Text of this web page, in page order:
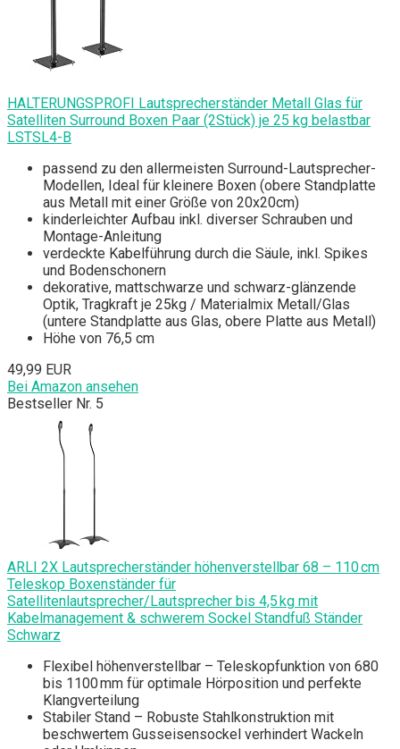
HALTERUNGSPROFI Lautsprecherständer Metall Glas für
Satelliten Surround Boxen Paar (2Stück) je 25 kg belastbar
LSTSL4-B
passend zu den allermeisten Surround-Lautsprecher-
Modellen, Ideal für kleinere Boxen (obere Standplatte
aus Metall mit einer Größe von 20x20cm)
kinderleichter Aufbau inkl. diverser Schrauben und
Montage-Anleitung
verdeckte Kabelführung durch die Säule, inkl. Spikes
und Bodenschonern
dekorative, mattschwarze und schwarz-glänzende
Optik, Tragkraft je 25kg / Materialmix Metall/Glas
(untere Standplatte aus Glas, obere Platte aus Metall)
Höhe von 76,5 cm
49,99 EUR
Bei Amazon ansehen
Bestseller Nr. 5
ARLI 2X Lautsprecherständer höhenverstellbar 68 – 110 cm
Teleskop Boxenständer für
Satellitenlautsprecher/Lautsprecher bis 4,5 kg mit
Kabelmanagement & schwerem Sockel Standfuß Ständer
Schwarz
Flexibel höhenverstellbar – Teleskopfunktion von 680
bis 1100 mm für optimale Hörposition und perfekte
Klangverteilung
Stabiler Stand – Robuste Stahlkonstruktion mit
beschwertem Gusseisensockel verhindert Wackeln